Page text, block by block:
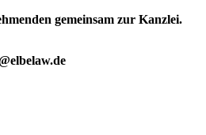
gemeinsam zur Kanzlei.